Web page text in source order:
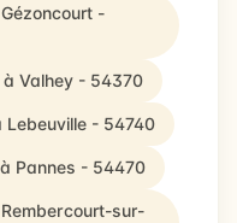
-
Valhey - 54370
Lebeuville - 54740
Pannes - 54470
sur-